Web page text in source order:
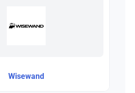
Wisewand